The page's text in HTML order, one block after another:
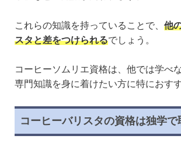
これらの知識を持っていることで、 他
スタと差をつけられるでしょう。
コーヒーソムリエ資格は、他では学べ
専門知識を身に着けたい方に特におす
コーヒーバリスタの資格は独学で